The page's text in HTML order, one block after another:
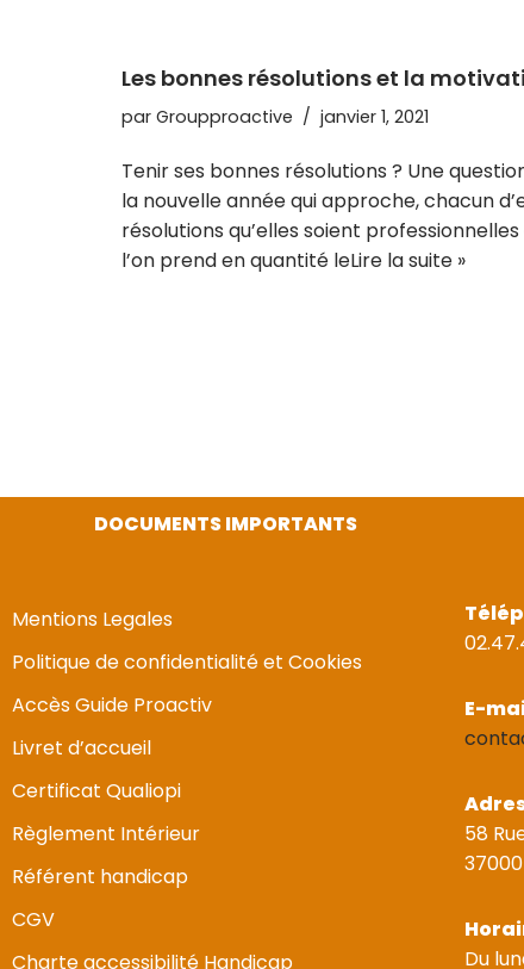
Les bonnes résolutions et la
par Groupproactive janvier 1, 2021
Tenir ses bonnes résolutions ? Une
la nouvelle année qui approche, chacun
résolutions qu’elles soient
l’on prend en quantité leLire la suite »
DOCUMENTS IMPORTANTS
Mentions Legales
Politique de confidentialité et Cookies
Accès Guide Proactiv
Livret d’accueil
Certificat Qualiopi
Règlement Intérieur
Référent handicap
CGV
Charte accessibilité Handicap
E-
58
Du